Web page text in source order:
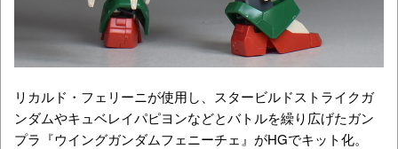
リカルド・フェリーニが使用し、スタービルドストライクガ
ンダムやキュベレイパピヨンなどとバトルを繰り広げたガン
プラ『ウイングガンダムフェニーチェ』がHGでキット化。